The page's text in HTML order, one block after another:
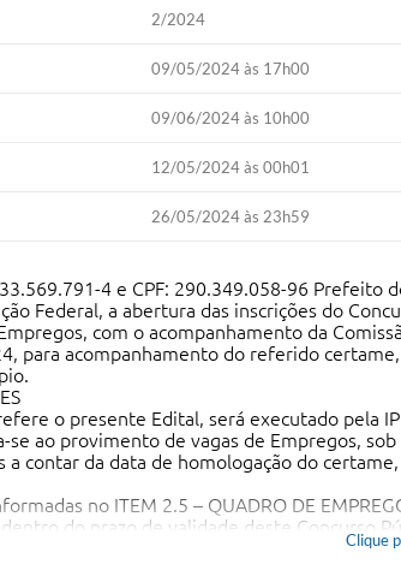
2/2024
09/05/2024 às 17h00
09/06/2024 às 10h00
12/05/2024 às 00h01
26/05/2024 às 23h59
33.569.791-4 e CPF: 290.349.058-96
Federal, a abertura das inscrições do
com o acompanhamento da
para acompanhamento do referido
o presente Edital, será executado pela
ao provimento de vagas de Empregos,
a contar da data de homologação do
no ITEM 2.5 – QUADRO DE
do prazo de validade deste Concurso
publicação no Diário Oficial do
empregos estão relacionados no Anexo I
Clique